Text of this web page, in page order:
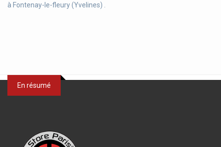
à Fontenay-le-fleury (Yvelines) .
En résumé